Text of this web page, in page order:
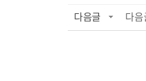
다음글
다